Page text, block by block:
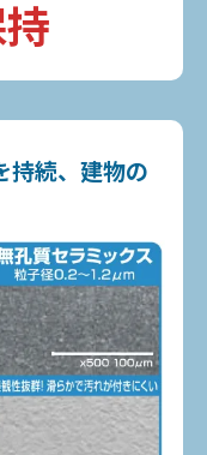
持続、建物の